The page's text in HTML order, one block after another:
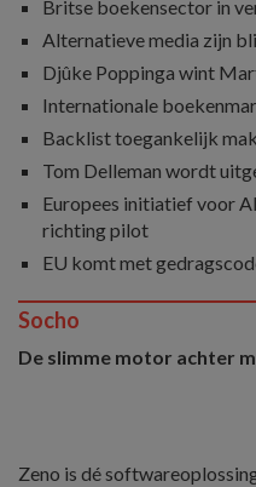
Britse boekensector in
Alternatieve media zijn
Djûke Poppinga wint
Internationale
Backlist toegankelijk
Tom Delleman wordt
Europees initiatief voor
richting pilot
EU komt met
Socho
De slimme motor achter
Zeno is dé